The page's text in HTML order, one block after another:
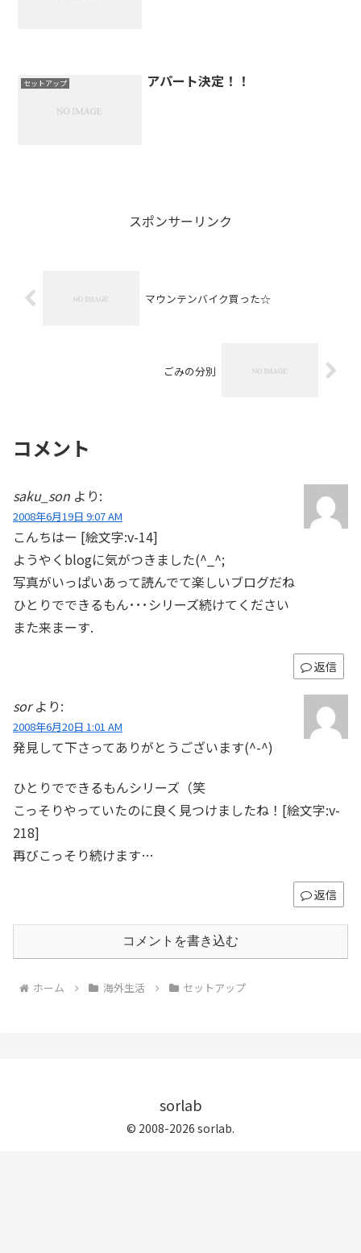
セットアップ アパート決定！！
スポンサーリンク
マウンテンバイク買った☆
ごみの分別
コメント
saku_son より:
2008年6月19日 9:07 AM
こんちはー [絵文字:v-14]
ようやくblogに気がつきました(^_^;
写真がいっぱいあって読んでて楽しいブログだね
ひとりでできるもん･･･シリーズ続けてください
また来まーす.
返信
sor より:
2008年6月20日 1:01 AM
発見して下さってありがとうございます(^-^)
ひとりでできるもんシリーズ（笑
こっそりやっていたのに良く見つけましたね！[絵文字:v-
218]
再びこっそり続けます…
返信
コメントを書き込む
ホーム 海外生活 セットアップ
sorlab
© 2008-2026 sorlab.